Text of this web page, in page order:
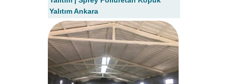
Yalıtım Ankara